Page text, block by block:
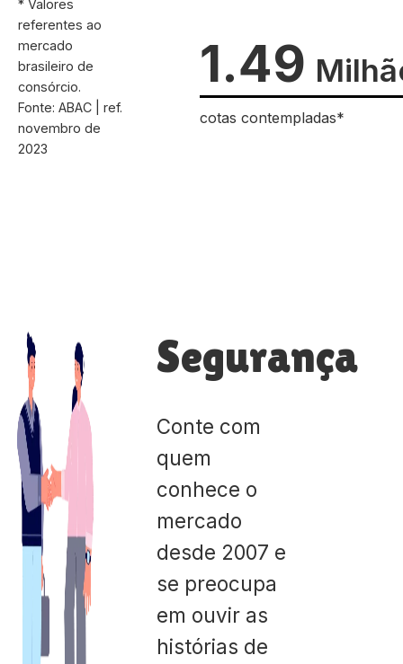
* Valores
referentes ao
mercado
brasileiro de
consórcio.
Fonte: ABAC | ref.
novembro de
2023
1.49
cotas contempladas*
Segurança
Conte com
quem
conhece o
mercado
desde 2007 e
se preocupa
em ouvir as
histórias de